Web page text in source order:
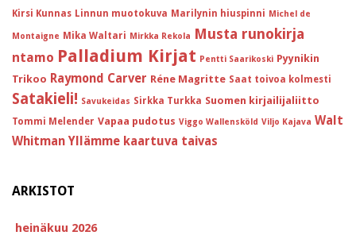
Kirsi Kunnas Linnun muotokuva Marilynin hiuspinni Michel de
Montaigne Mika Waltari Mirkka Rekola Musta runokirja
ntamo Palladium Kirjat Pentti Saarikoski Pyynikin
Trikoo Raymond Carver Réne Magritte Saat toivoa kolmesti
Satakieli! Savukeidas Sirkka Turkka Suomen kirjailijaliitto
Tommi Melender Vapaa pudotus Viggo Wallensköld Viljo Kajava Walt
Whitman Yllämme kaartuva taivas
ARKISTOT
heinäkuu 2026